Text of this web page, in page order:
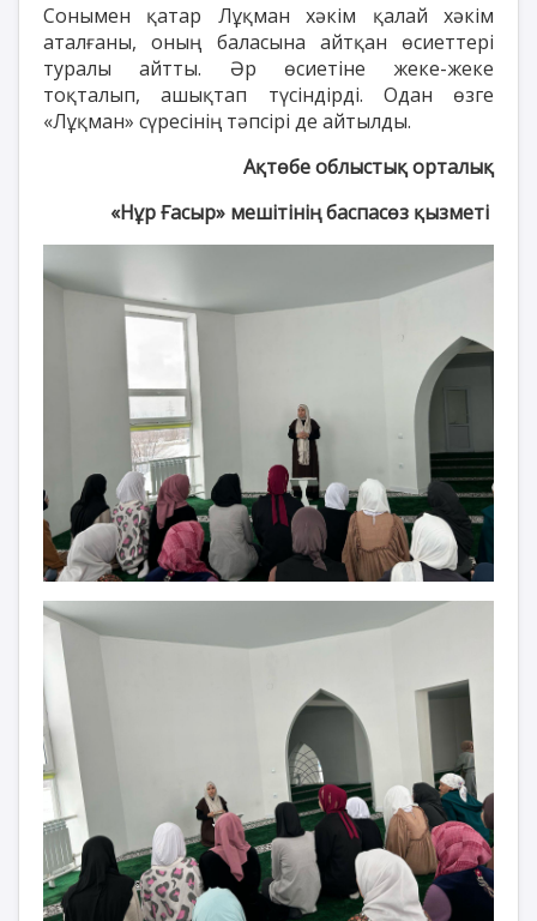
Сонымен қатар Лұқман хәкім қалай хәкім
аталғаны, оның баласына айтқан өсиеттері
туралы айтты. Әр өсиетіне жеке-жеке
тоқталып, ашықтап түсіндірді. Одан өзге
«Лұқман» сүресінің тәпсірі де айтылды.
Ақтөбе облыстық орталық
«Нұр Ғасыр» мешітінің баспасөз қызметі